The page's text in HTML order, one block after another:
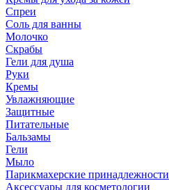
Спреи
Соль для ванны
Молочко
Скрабы
Гели для душа
Руки
Кремы
Увлажняющие
Защитные
Питательные
Бальзамы
Гели
Мыло
Парикмахерские принадлежности
Аксессуары для косметологии